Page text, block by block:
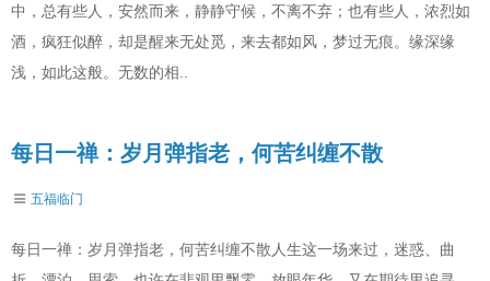
中，总有些人，安然而来，静静守候，不离不弃；也有些人，浓烈如
酒，疯狂似醉，却是醒来无处觅，来去都如风，梦过无痕。缘深缘
浅，如此这般。无数的相..
每日一禅：岁月弹指老，何苦纠缠不散
五福临门
每日一禅：岁月弹指老，何苦纠缠不散人生这一场来过，迷惑、曲